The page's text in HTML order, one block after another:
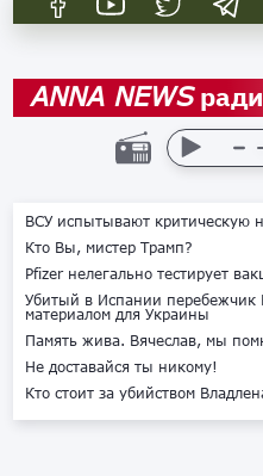
ANNA NEWS
ВСУ испытывают критическую
Кто Вы, мистер Трамп?
Pfizer нелегально тестирует
Убитый в Испании перебежчик
материалом для Украины
Память жива. Вячеслав, мы
Не доставайся ты никому!
Кто стоит за убийством